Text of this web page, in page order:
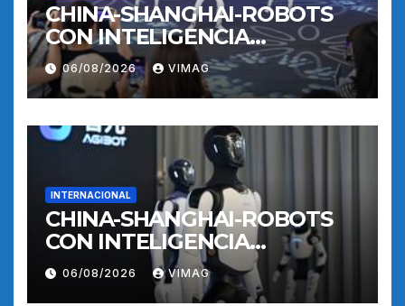
CHINA-SHANGHAI-ROBOTS
CON INTELIGENCIA
INCORPORADA-
ENTRENAMIENTO
06/08/2026 VIMAG
INTERNACIONAL
CHINA-SHANGHAI-ROBOTS
CON INTELIGENCIA
INCORPORADA-
ENTRENAMIENTO
06/08/2026 VIMAG